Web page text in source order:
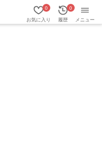
お気に入り
0
履歴
0
メニュー